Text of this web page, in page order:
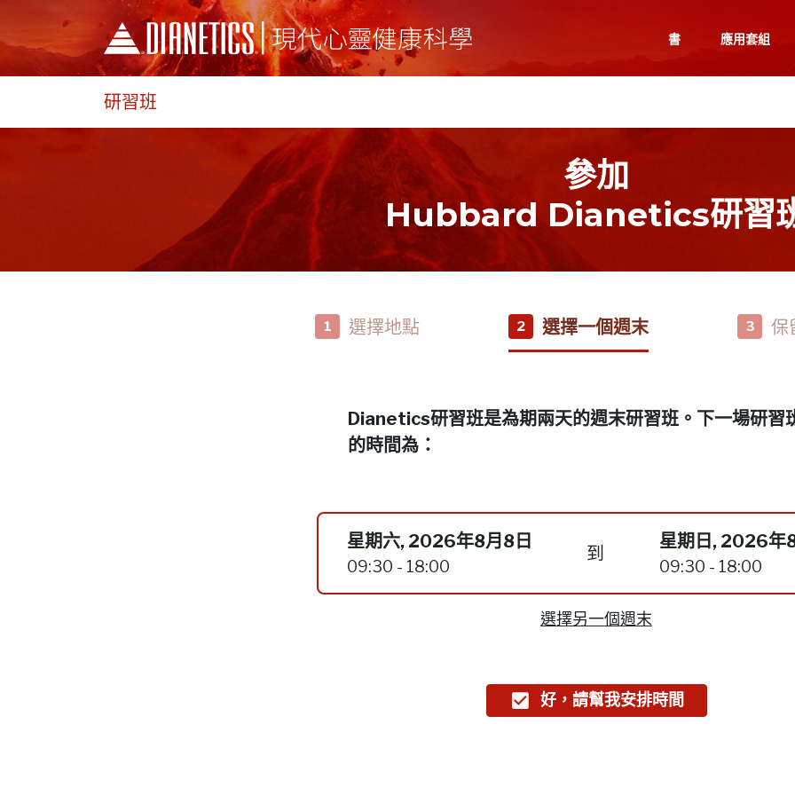
書 應用套組
研習班
參加
Hubbard Dianetics研習
1 選擇地點 2 選擇一個週末 3 保
Dianetics研習班是為期兩天的週末研習班。下一場研習
的時間為：
星期六, 2026年8月8日
09:30 - 18:00
到
星期日, 2026年
09:30 - 18:00
選擇另一個週末
好，請幫我安排時間